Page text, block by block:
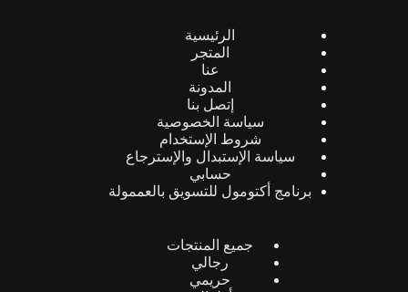
الرئيسية
المتجر
عنا
المدونة
إتصل بنا
سياسة الخصوصية
شروط الإستخدام
سياسة الإستبدال والإسترجاع
حسابي
برنامج أكتومول للتسويق بالعممولة
جميع المنتجات
رجالي
حريمي